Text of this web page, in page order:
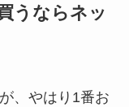
うならネッ
、やはり1番お